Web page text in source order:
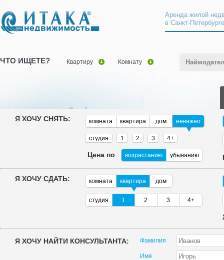
Аренда жилой
в Санкт-
ЧТО ИЩЕТЕ? Квартиру Комнату
Я ХОЧУ СНЯТЬ: комната квартира дом неважно
студия 1 2 3 4+
Цена по возрастанию убыванию
Я ХОЧУ СДАТЬ: комната квартира дом
студия 1 2 3 4+
Я ХОЧУ НАЙТИ КОНСУЛЬТАНТА: Фамилия
Имя